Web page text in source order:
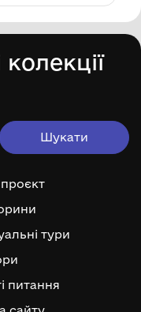
тури
питання